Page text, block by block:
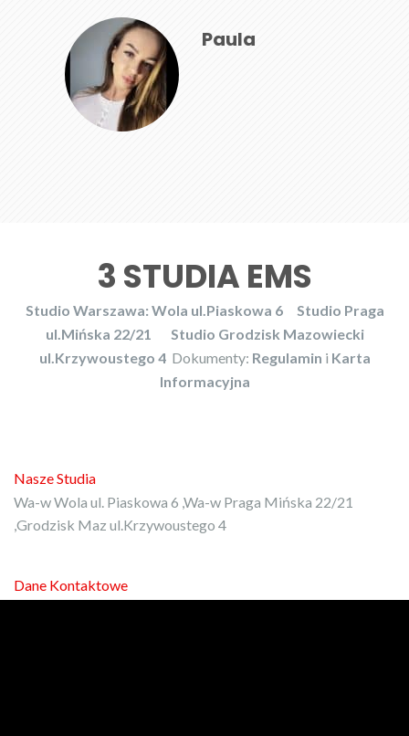
Paula
3 STUDIA EMS
Studio Warszawa: Wola ul.Piaskowa 6
Studio Praga
ul.Mińska 22/21
Studio Grodzisk Mazowiecki
ul.Krzywoustego 4 Dokumenty: Regulamin i Karta
Informacyjna
Nasze Studia
Wa-w Wola ul. Piaskowa 6 ,Wa-w Praga Mińska 22/21
,Grodzisk Maz ul.Krzywoustego 4
Dane Kontaktowe